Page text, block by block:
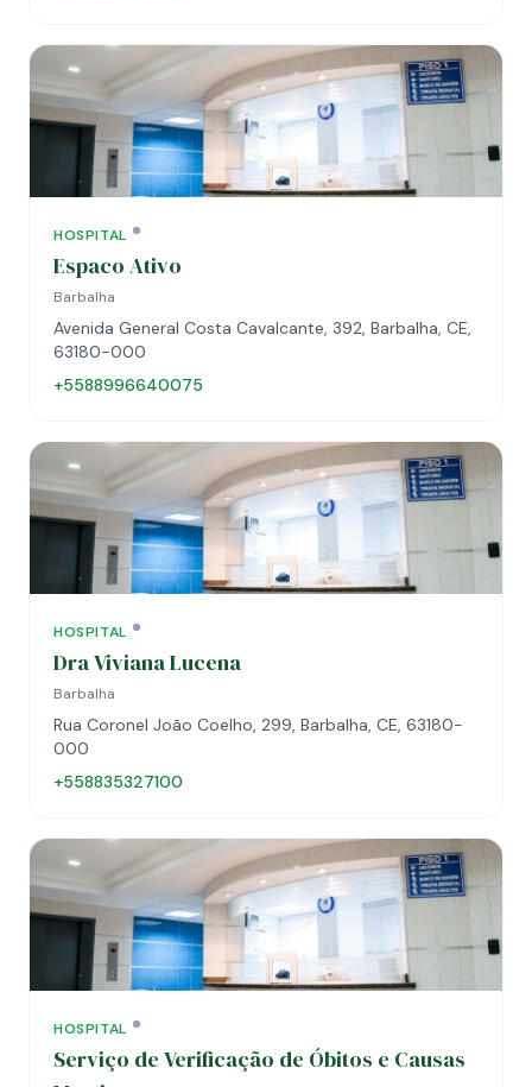
HOSPITAL
Espaco Ativo
Barbalha
Avenida General Costa Cavalcante, 392, Barbalha, CE,
63180-000
+5588996640075
HOSPITAL
Dra Viviana Lucena
Barbalha
Rua Coronel João Coelho, 299, Barbalha, CE, 63180-
000
+558835327100
HOSPITAL
Serviço de Verificação de Óbitos e Causas